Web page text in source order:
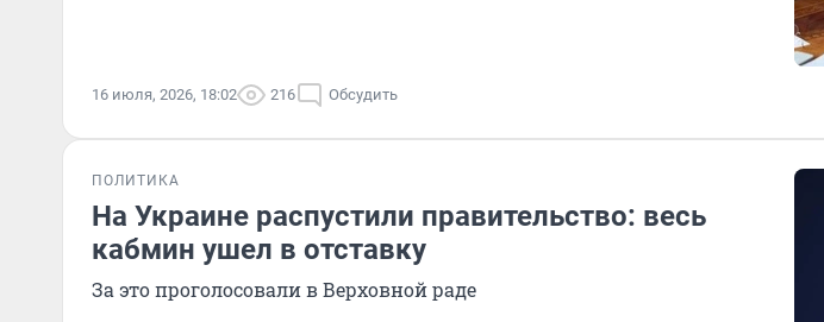
16 июля, 2026, 18:02 216 Обсудить
ПОЛИТИКА
На Украине распустили правительство: весь
кабмин ушел в отставку
За это проголосовали в Верховной раде